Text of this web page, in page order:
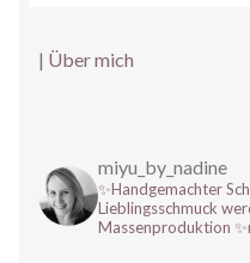
| Über mich
miyu_by_nadine
✨Handgemachter
Lieblingsschmuck
Massenproduktion